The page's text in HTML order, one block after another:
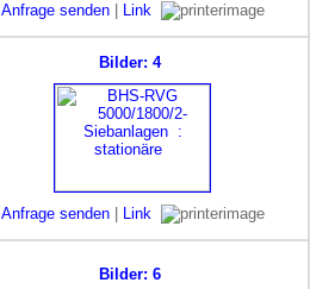
Anfrage senden| Link
Bilder: 4
Anfrage senden| Link
Bilder: 6